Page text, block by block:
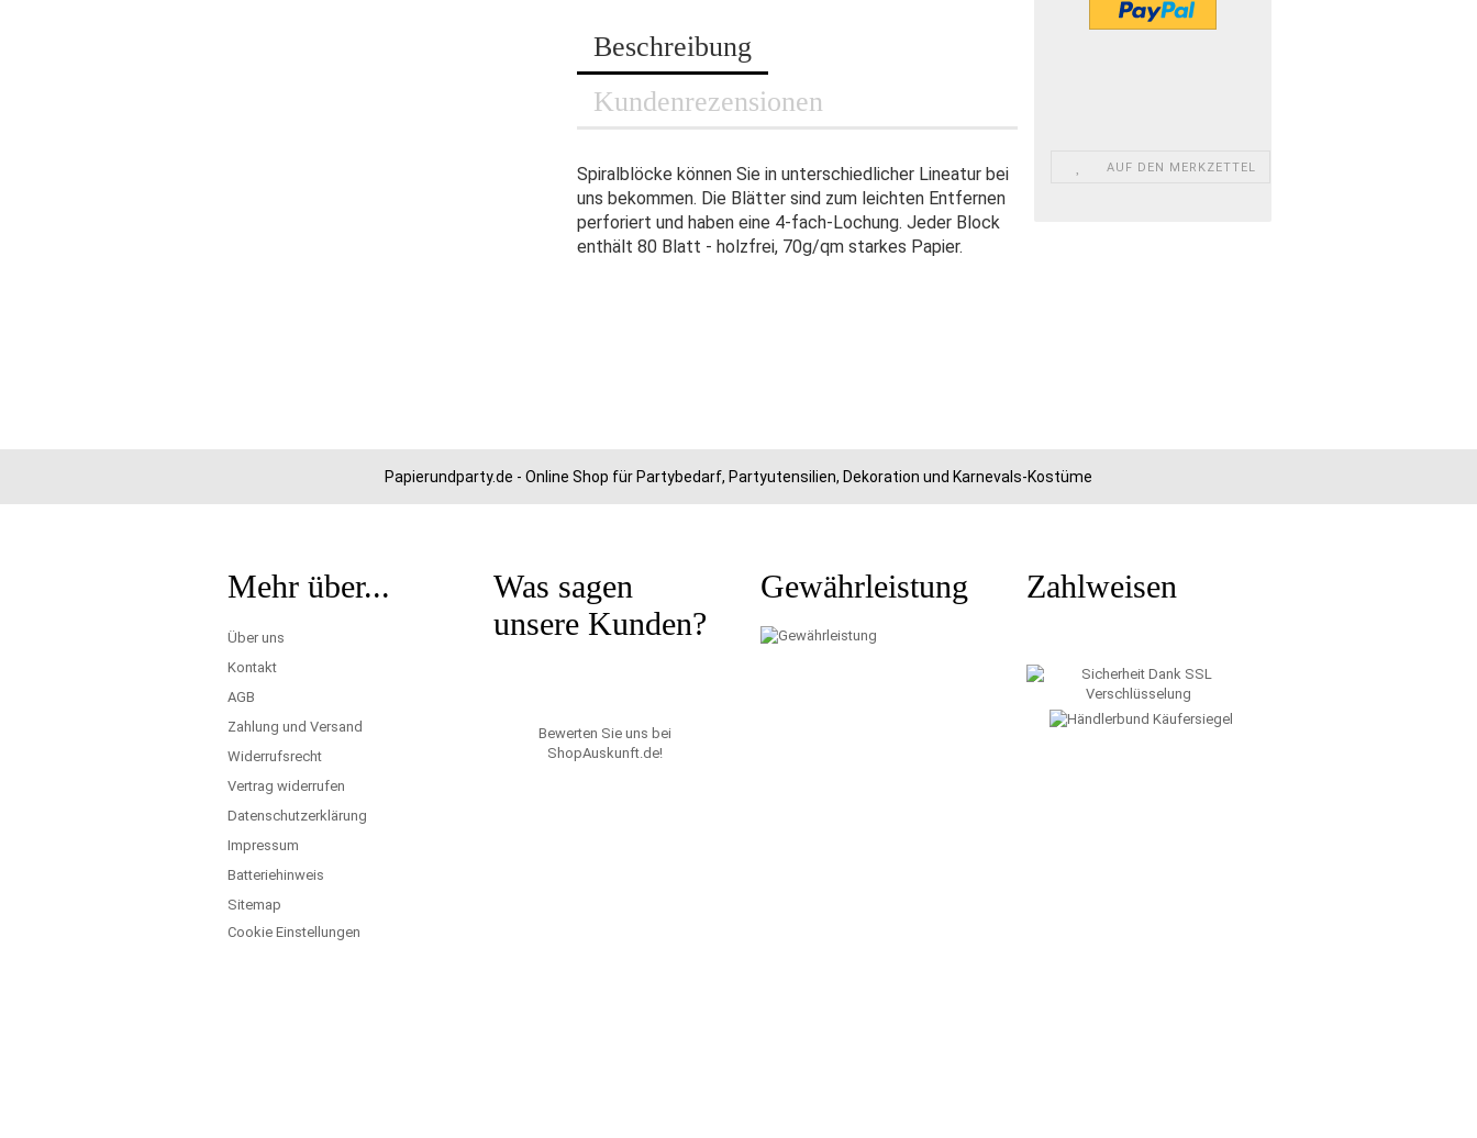
AUF DEN MERKZETTEL
Beschreibung
Kundenrezensionen
Spiralblöcke können Sie in unterschiedlicher Lineatur bei
uns bekommen. Die Blätter sind zum leichten Entfernen
perforiert und haben eine 4-fach-Lochung. Jeder Block
enthält 80 Blatt - holzfrei, 70g/qm starkes Papier.
Papierundparty.de - Online Shop für Partybedarf, Partyutensilien, Dekoration und Karnevals-Kostüme
Mehr über...
Über uns
Kontakt
AGB
Zahlung und Versand
Widerrufsrecht
Vertrag widerrufen
Datenschutzerklärung
Impressum
Batteriehinweis
Sitemap
Cookie Einstellungen
Was sagen
unsere Kunden?
Bewerten Sie uns bei
ShopAuskunft.de!
Gewährleistung Zahlweisen